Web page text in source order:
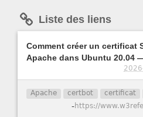
Liste des liens
Comment créer un certificat
Apache dans Ubuntu 20.04
Apache certbot certificat
-